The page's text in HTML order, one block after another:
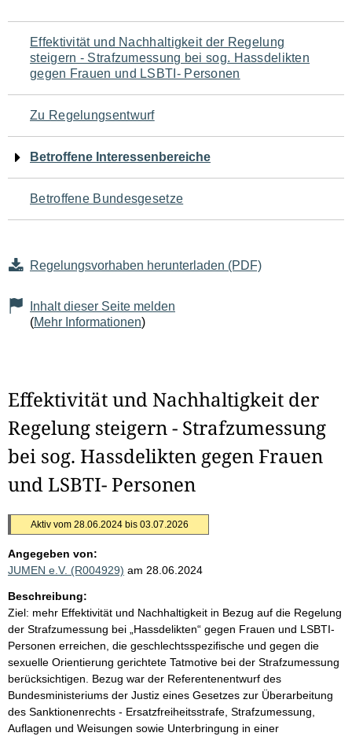
Navigation
für
den
Seiteninhalt
Effektivität und Nachhaltigkeit der Regelung
steigern - Strafzumessung bei sog. Hassdelikten
gegen Frauen und LSBTI- Personen
Zu Regelungsentwurf
Betroffene Interessenbereiche
Betroffene Bundesgesetze
Regelungsvorhaben herunterladen (PDF)
Inhalt dieser Seite melden
(Mehr Informationen)
Effektivität und Nachhaltigkeit der
Regelung steigern - Strafzumessung
bei sog. Hassdelikten gegen Frauen
und LSBTI- Personen
Aktiv vom 28.06.2024 bis 03.07.2026
Angegeben von:
JUMEN e.V. (R004929) am 28.06.2024
Beschreibung:
Ziel: mehr Effektivität und Nachhaltigkeit in Bezug auf die Regelung
der Strafzumessung bei „Hassdelikten“ gegen Frauen und LSBTI-
Personen erreichen, die geschlechtsspezifische und gegen die
sexuelle Orientierung gerichtete Tatmotive bei der Strafzumessung
berücksichtigen. Bezug war der Referentenentwurf des
Bundesministeriums der Justiz eines Gesetzes zur Überarbeitung
des Sanktionenrechts - Ersatzfreiheitsstrafe, Strafzumessung,
Auflagen und Weisungen sowie Unterbringung in einer